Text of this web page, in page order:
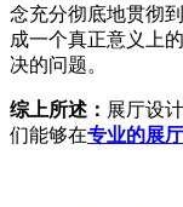
念充分彻底地贯彻
成一个真正意义上
决的问题。
综上所述： 展厅设
们能够在专业的展